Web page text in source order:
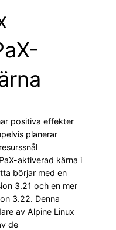
positiva effekter
planerar
aktiverad kärna i
börjar med en
3.21 och en mer
3.22. Denna
av Alpine Linux
de